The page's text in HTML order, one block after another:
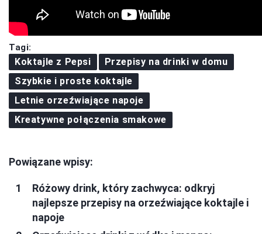
Tagi:
Koktajle z Pepsi
Przepisy na drinki w domu
Szybkie i proste koktajle
Letnie orzeźwiające napoje
Kreatywne połączenia smakowe
Powiązane wpisy:
Różowy drink, który zachwyca: odkryj
najlepsze przepisy na orzeźwiające koktajle i
napoje